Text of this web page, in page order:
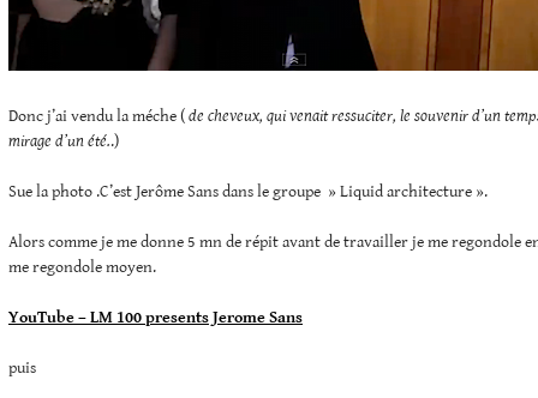
Donc j’ai vendu la méche (de cheveux, qui venait ressuciter, le souvenir d’un
mirage d’un été..)
Sue la photo .C’est Jerôme Sans dans le groupe » Liquid architecture ».
Alors comme je me donne 5 mn de répit avant de travailler je me regondole
me regondole moyen.
YouTube – LM 100 presents Jerome Sans
puis